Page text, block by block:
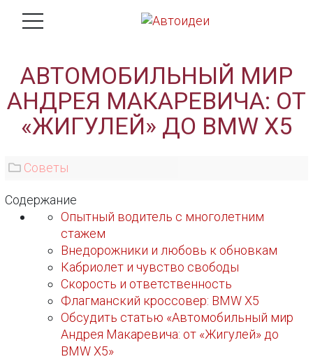
АВТОМОБИЛЬНЫЙ МИР
АНДРЕЯ МАКАРЕВИЧА: ОТ
«ЖИГУЛЕЙ» ДО BMW X5
Советы
Содержание
Опытный водитель с многолетним
стажем
Внедорожники и любовь к обновкам
Кабриолет и чувство свободы
Скорость и ответственность
Флагманский кроссовер: BMW X5
Обсудить статью «Автомобильный мир
Андрея Макаревича: от «Жигулей» до
BMW X5»